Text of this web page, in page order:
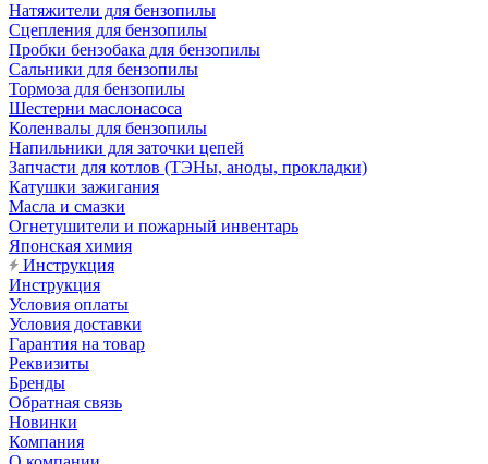
Натяжители для бензопилы
Сцепления для бензопилы
Пробки бензобака для бензопилы
Сальники для бензопилы
Тормоза для бензопилы
Шестерни маслонасоса
Коленвалы для бензопилы
Напильники для заточки цепей
Запчасти для котлов (ТЭНы, аноды, прокладки)
Катушки зажигания
Масла и смазки
Огнетушители и пожарный инвентарь
Японская химия
Инструкция
Инструкция
Условия оплаты
Условия доставки
Гарантия на товар
Реквизиты
Бренды
Обратная связь
Новинки
Компания